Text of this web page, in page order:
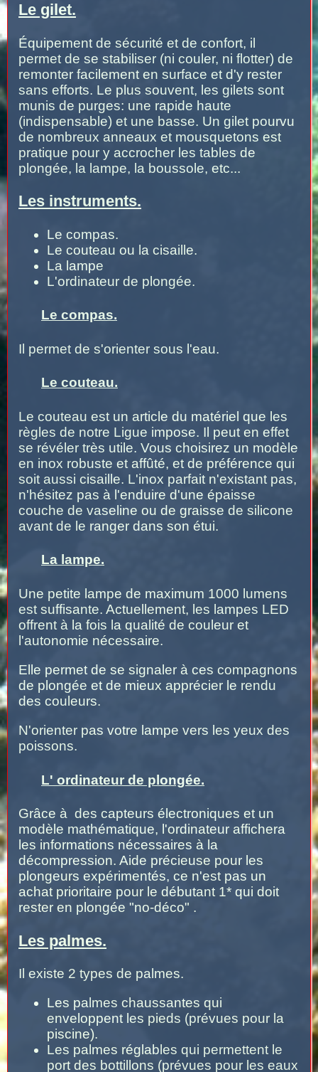
Le gilet.
Équipement de sécurité et de confort, il
permet de se stabiliser (ni couler, ni flotter) de
remonter facilement en surface et d'y rester
sans efforts. Le plus souvent, les gilets sont
munis de purges: une rapide haute
(indispensable) et une basse. Un gilet pourvu
de nombreux anneaux et mousquetons est
pratique pour y accrocher les tables de
plongée, la lampe, la boussole, etc...
Les instruments.
Le compas.
Le couteau ou la cisaille.
La lampe
L'ordinateur de plongée.
Le compas.
Il permet de s'orienter sous l'eau.
Le couteau.
Le couteau est un article du matériel que les
règles de notre Ligue impose. Il peut en effet
se révéler très utile. Vous choisirez un modèle
en inox robuste et affûté, et de préférence qui
soit aussi cisaille. L'inox parfait n'existant pas,
n'hésitez pas à l'enduire d'une épaisse
couche de vaseline ou de graisse de silicone
avant de le ranger dans son étui.
La lampe.
Une petite lampe de maximum 1000 lumens
est suffisante. Actuellement, les lampes LED
offrent à la fois la qualité de couleur et
l'autonomie nécessaire.
Elle permet de se signaler à ces compagnons
de plongée et de mieux apprécier le rendu
des couleurs.
N'orienter pas votre lampe vers les yeux des
poissons.
L' ordinateur de plongée.
Grâce à des capteurs électroniques et un
modèle mathématique, l'ordinateur affichera
les informations nécessaires à la
décompression. Aide précieuse pour les
plongeurs expérimentés, ce n'est pas un
achat prioritaire pour le débutant 1* qui doit
rester en plongée "no-déco" .
Les palmes.
Il existe 2 types de palmes.
Les palmes chaussantes qui
enveloppent les pieds (prévues pour la
piscine).
Les palmes réglables qui permettent le
port des bottillons (prévues pour les eaux